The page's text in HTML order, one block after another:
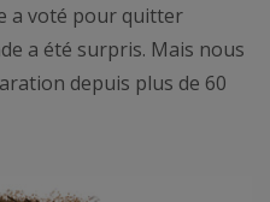
a voté pour quitter
a été surpris. Mais nous
depuis plus de 60